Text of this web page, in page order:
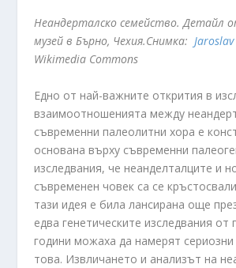
Неандерталско семейство. Детайл
музей в Бърно, Чехия.Снимка:
Wikimedia Commons
Едно от най-важните открития в
взаимоотношенията между
съвременни палеолитни хора е
основана върху съвременни
изследвания, че неанделталците и
съвременен човек са се
тази идея е била лансирана още
едва генетическите изследвания от
години можаха да намерят
това. Извличането и анализът на